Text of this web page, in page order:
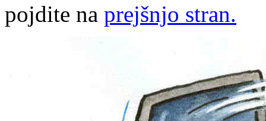
pojdite na prejšnjo stran.